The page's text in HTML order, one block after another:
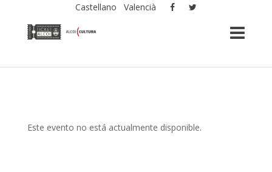
Castellano Valencià
Este evento no está actualmente disponible.